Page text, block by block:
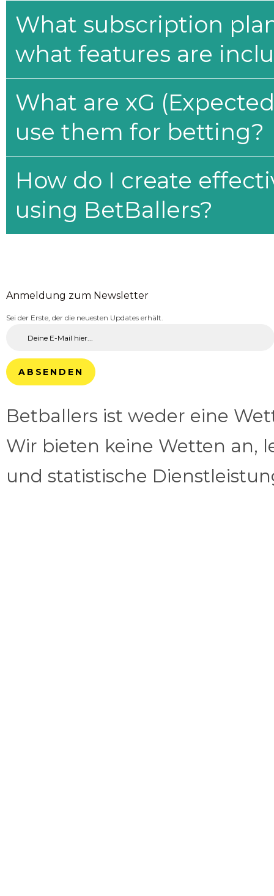
What subscription
what features are
What are xG
use them for betting?
How do I create
using BetBallers?
Anmeldung zum Newsletter
Sei der Erste, der die neuesten Updates erhält.
ABSENDEN
Betballers ist weder eine
Wir bieten keine Wetten an,
und statistische